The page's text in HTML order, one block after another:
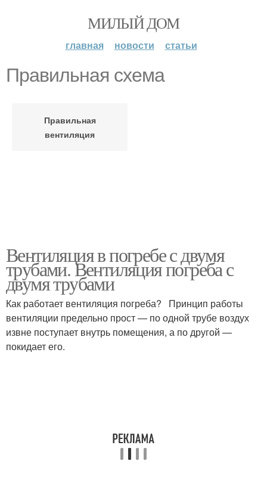
МИЛЫЙ ДОМ
главная новости статьи
Правильная схема
Правильная
вентиляция
Вентиляция в погребе с двумя
трубами. Вентиляция погреба с
двумя трубами
Как работает вентиляция погреба? Принцип работы
вентиляции предельно прост — по одной трубе воздух
извне поступает внутрь помещения, а по другой —
покидает его.